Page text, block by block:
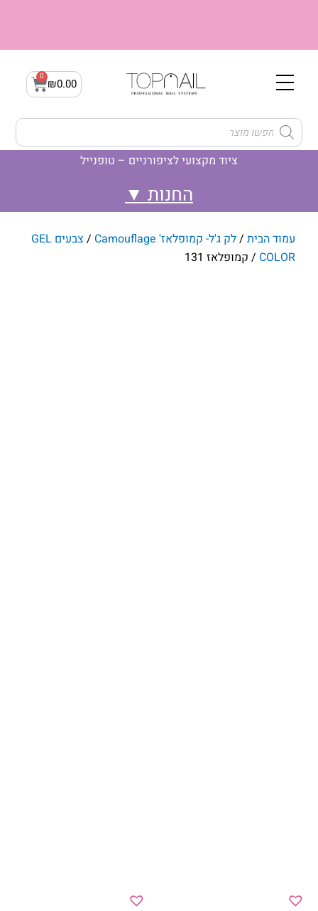
₪0.00
0
עגלת
קניות
Products
search
ציוד מקצועי לציפורניים – טופנייל
עמוד הבית /לק ג'ל- קמופלאז' Camouflage /
צבעים GEL
COLOR / קמופלאז 131